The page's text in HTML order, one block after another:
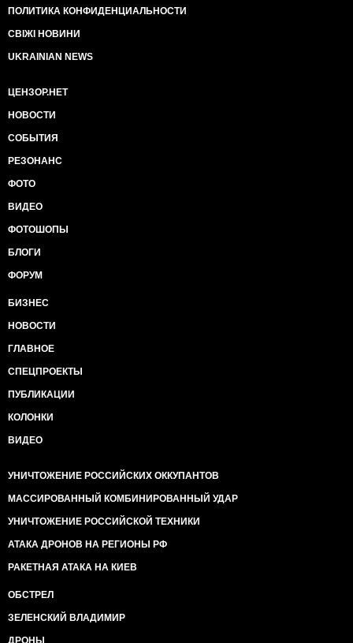
ПОЛИТИКА КОНФИДЕНЦИАЛЬНОСТИ
СВІЖІ НОВИНИ
UKRAINIAN NEWS
ЦЕНЗОР.НЕТ
НОВОСТИ
СОБЫТИЯ
РЕЗОНАНС
ФОТО
ВИДЕО
ФОТОШОПЫ
БЛОГИ
ФОРУМ
БИЗНЕС
НОВОСТИ
ГЛАВНОЕ
СПЕЦПРОЕКТЫ
ПУБЛИКАЦИИ
КОЛОНКИ
ВИДЕО
УНИЧТОЖЕНИЕ РОССИЙСКИХ ОККУПАНТОВ
МАССИРОВАННЫЙ КОМБИНИРОВАННЫЙ УДАР
УНИЧТОЖЕНИЕ РОССИЙСКОЙ ТЕХНИКИ
АТАКА ДРОНОВ НА РЕГИОНЫ РФ
РАКЕТНАЯ АТАКА НА КИЕВ
ОБСТРЕЛ
ЗЕЛЕНСКИЙ ВЛАДИМИР
ДРОНЫ